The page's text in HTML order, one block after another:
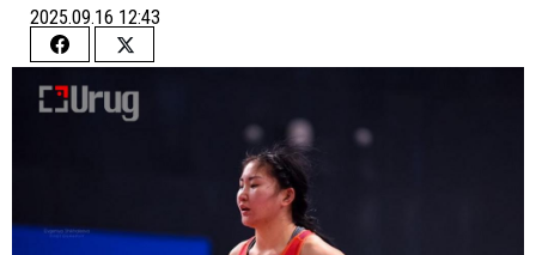
2025.09.16 12:43
Share
on
Share
on